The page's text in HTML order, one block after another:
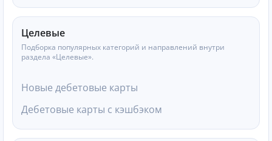
Целевые
Подборка популярных категорий и направлений внутри
раздела «Целевые».
Новые дебетовые карты
Дебетовые карты с кэшбэком